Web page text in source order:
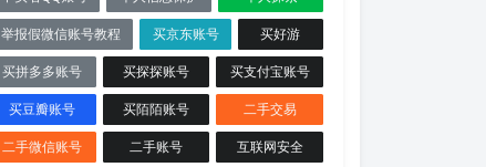
举报假微信账号教程
买京东账号
买好游
买拼多多账号
买探探账号
买支付宝账号
买豆瓣账号
买陌陌账号
二手交易
二手微信账号
二手账号 互联网安全